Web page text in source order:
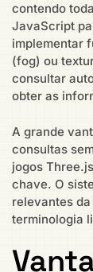
contendo
JavaScript
implementar
(fog) ou
consultar
obter as
A grande
consultas
jogos
chave. O
relevantes
terminologia